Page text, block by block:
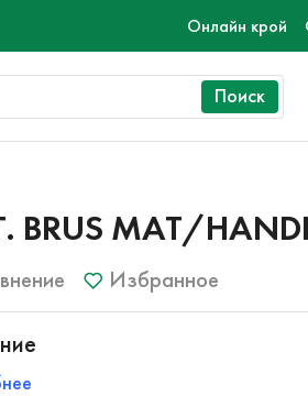
Онлайн крой
Поиск
MAT/
Избранное